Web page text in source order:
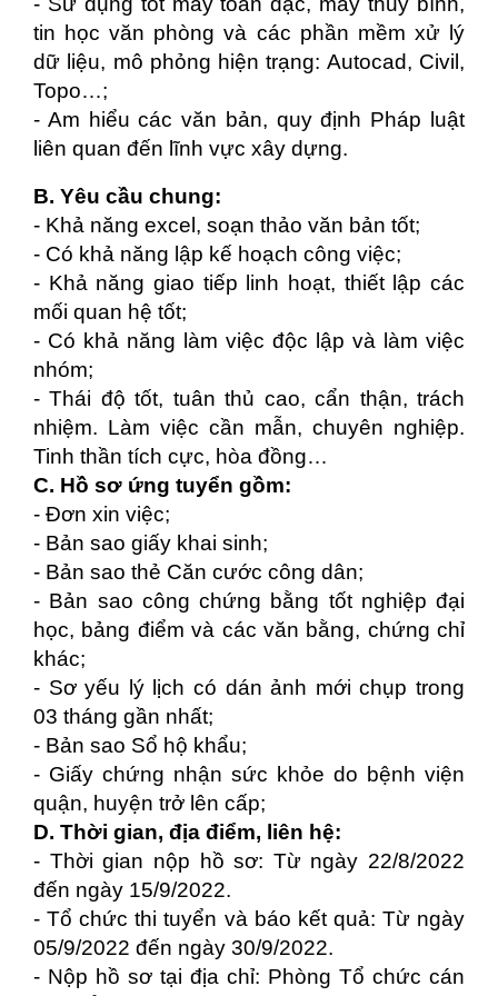
tin học văn phòng và các phần mềm xử lý
dữ liệu, mô phỏng hiện trạng: Autocad, Civil,
Topo…;
- Am hiểu các văn bản, quy định Pháp luật
liên quan đến lĩnh vực xây dựng.
B. Yêu cầu chung:
- Khả năng excel, soạn thảo văn bản tốt;
- Có khả năng lập kế hoạch công việc;
- Khả năng giao tiếp linh hoạt, thiết lập các
mối quan hệ tốt;
- Có khả năng làm việc độc lập và làm việc
nhóm;
- Thái độ tốt, tuân thủ cao, cẩn thận, trách
nhiệm. Làm việc cần mẫn, chuyên nghiệp.
Tinh thần tích cực, hòa đồng…
C. Hồ sơ ứng tuyển gồm:
- Đơn xin việc;
- Bản sao giấy khai sinh;
- Bản sao thẻ Căn cước công dân;
- Bản sao công chứng bằng tốt nghiệp đại
học, bảng điểm và các văn bằng, chứng chỉ
khác;
- Sơ yếu lý lịch có dán ảnh mới chụp trong
03 tháng gần nhất;
- Bản sao Sổ hộ khẩu;
- Giấy chứng nhận sức khỏe do bệnh viện
quận, huyện trở lên cấp;
D. Thời gian, địa điểm, liên hệ:
- Thời gian nộp hồ sơ: Từ ngày 22/8/2022
đến ngày 15/9/2022.
- Tổ chức thi tuyển và báo kết quả: Từ ngày
05/9/2022 đến ngày 30/9/2022.
- Nộp hồ sơ tại địa chỉ: Phòng Tổ chức cán